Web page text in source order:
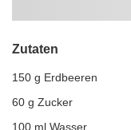
Zutaten
150 g Erdbeeren
60 g Zucker
100 ml Wasser